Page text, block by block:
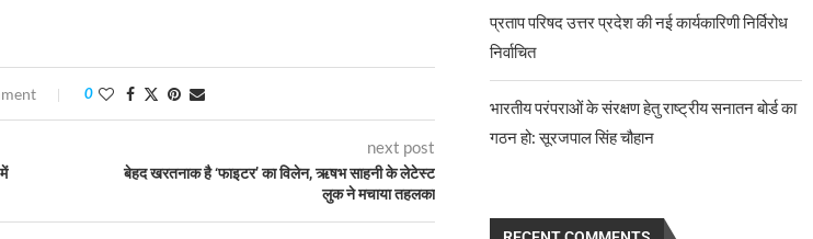
0
next post
बेहद खरतनाक है ‘फाइटर’ का विलेन, ऋषभ साहनी के लेटेस्ट
लुक ने मचाया तहलका
प्रताप परिषद उत्तर प्रदेश की नई कार्यकारिणी निर्विरोध
निर्वाचित
भारतीय परंपराओं के संरक्षण हेतु राष्ट्रीय सनातन बोर्ड का
गठन हो: सूरजपाल सिंह चौहान